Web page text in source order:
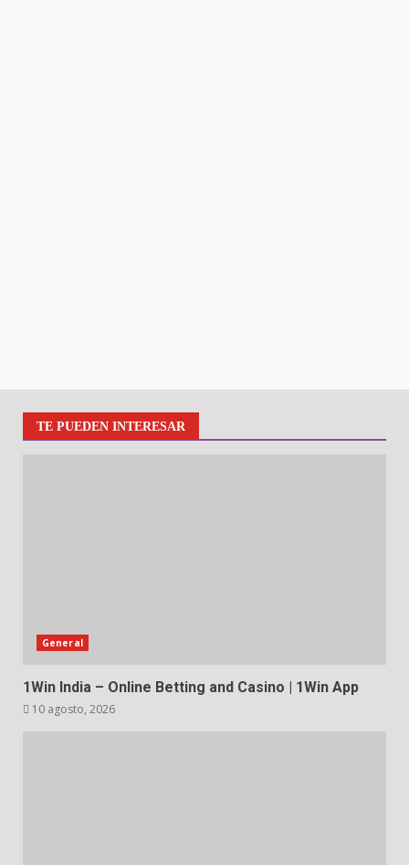
TE PUEDEN INTERESAR
General
1Win India – Online Betting and Casino | 1Win App
10 agosto, 2026